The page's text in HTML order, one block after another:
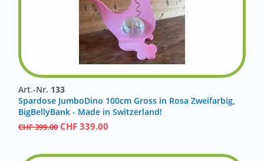
Art.-Nr. 133
Spardose JumboDino 100cm Gross in Rosa Zweifarbig,
BigBellyBank - Made in Switzerland!
CHF399.00 CHF 339.00